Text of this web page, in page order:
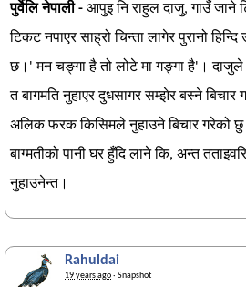
पुर्वेलि नेपाली - आपुइ नि राहुल दाजु, गाउँ जाने
टिकट नपाएर साह्रो चिन्ता लागेर पुरानो
छ।' मन चङ्गा है तो लोटे मा गङ्गा है'। दाजुले
त बागमति नुहाएर दुधसागर सम्झेर बस्ने बिचार
अलिक फरक किसिमले नुहाउने बिचार गरेको छु
बाग्मतीको पानी घर हुँदि लाने कि, अन्त
नुहाउनेन्त।
Rahuldai
19 years ago· Snapshot